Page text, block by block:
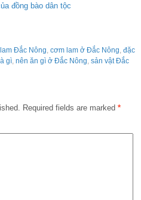
đồng bào dân tộc
Đắc Nông, cơm lam ở Đắc Nông, đặc
gì, nên ăn gì ở Đắc Nông, sản vật Đắc
Required fields are marked *